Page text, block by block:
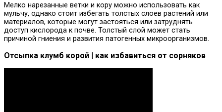
Мелко нарезанные ветки и кору можно использовать как
мульчу, однако стоит избегать толстых слоев растений или
материалов, которые могут застояться или затруднять
доступ кислорода к почве. Толстый слой может стать
причиной гниения и развития патогенных микроорганизмов.
Отсыпка клумб корой | как избавиться от сорняков